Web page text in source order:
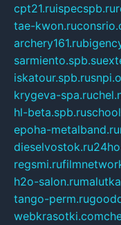
cpt21.ruispecspb.ru
tae-kwon.ru
archery161.ru
sarmiento.spb.su
iskatour.spb.ru
krygeva-spa.ru
hl-beta.spb.ru
epoha-metalband.ru
dieselvostok.ru
regsmi.ru
h2o-salon.ru
tango-perm.ru
webkrasotki.com